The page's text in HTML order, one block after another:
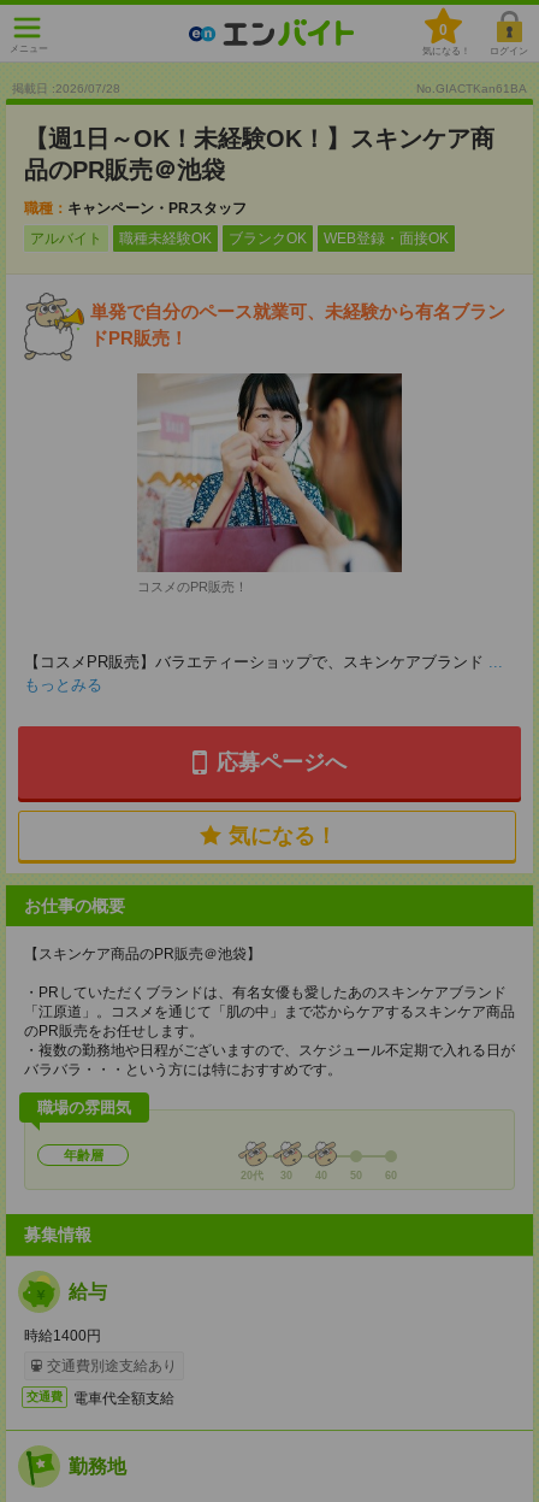
メニュー
0
気になる！ ログイン
掲載日 :2026/07/28 No.GIACTKan61BA
【週1日～OK！未経験OK！】スキンケア商
品のPR販売＠池袋
職種： キャンペーン・PRスタッフ
アルバイト
職種未経験OK ブランクOK WEB登録・面接OK
単発で自分のペース就業可、未経験から有名ブラン
ドPR販売！
コスメのPR販売！
【コスメPR販売】バラエティーショップで、スキンケアブランド ...
もっとみる
応募ページへ
気になる！
お仕事の概要
【スキンケア商品のPR販売＠池袋】
・PRしていただくブランドは、有名女優も愛したあのスキンケアブランド
「江原道」。コスメを通じて「肌の中」まで芯からケアするスキンケア商品
のPR販売をお任せします。
・複数の勤務地や日程がございますので、スケジュール不定期で入れる日が
バラバラ・・・という方には特におすすめです。
職場の雰囲気
年齢層
20代 30 40 50 60
募集情報
給与
時給1400円
交通費別途支給あり
交通費 電車代全額支給
勤務地